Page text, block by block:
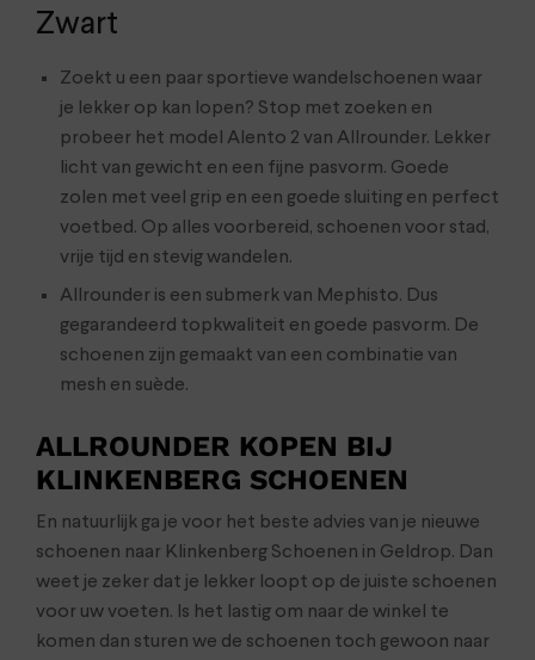
Zwart
Zoekt u een paar sportieve wandelschoenen waar
je lekker op kan lopen? Stop met zoeken en
probeer het model Alento 2 van Allrounder. Lekker
licht van gewicht en een fijne pasvorm. Goede
zolen met veel grip en een goede sluiting en perfect
voetbed. Op alles voorbereid, schoenen voor stad,
vrije tijd en stevig wandelen.
Allrounder is een submerk van Mephisto. Dus
gegarandeerd topkwaliteit en goede pasvorm. De
schoenen zijn gemaakt van een combinatie van
mesh en suède.
ALLROUNDER KOPEN BIJ
KLINKENBERG SCHOENEN
En natuurlijk ga je voor het beste advies van je nieuwe
schoenen naar Klinkenberg Schoenen in Geldrop. Dan
weet je zeker dat je lekker loopt op de juiste schoenen
voor uw voeten. Is het lastig om naar de winkel te
komen dan sturen we de schoenen toch gewoon naar